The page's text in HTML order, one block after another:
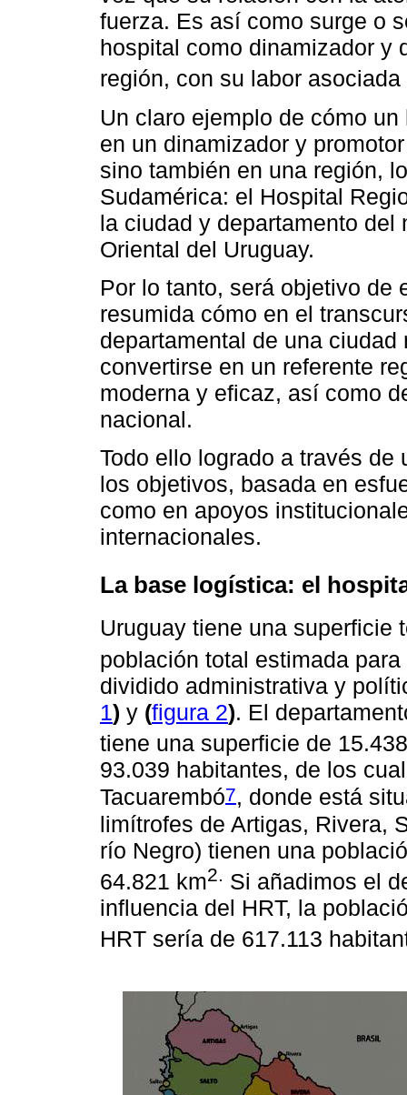
fuerza. Es así como surge o
hospital como dinamizador y
región, con su labor
Un claro ejemplo de cómo
en un dinamizador y
sino también en una región,
Sudamérica: el Hospital
la ciudad y departamento
Oriental del Uruguay.
Por lo tanto, será objetivo de
resumida cómo en el
departamental de una
convertirse en un referente
moderna y eficaz, así como
nacional.
Todo ello logrado a través
los objetivos, basada en
como en apoyos
internacionales.
La base logística: el
Uruguay tiene una superficie
población total estimada
dividido administrativa y
1) y (figura 2). El
tiene una superficie de
93.039 habitantes, de los
Tacuarembó7, donde está
limítrofes de Artigas, Rivera,
río Negro) tienen una
64.821 km2. Si añadimos el
influencia del HRT, la
HRT sería de 617.113